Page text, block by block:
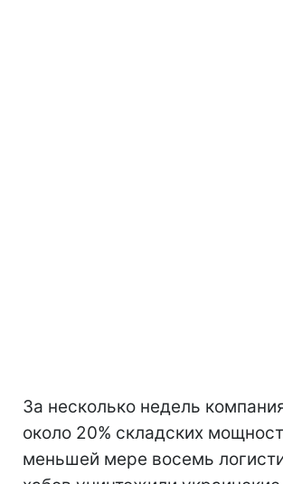
За несколько недель
около 20% складских
меньшей мере восемь